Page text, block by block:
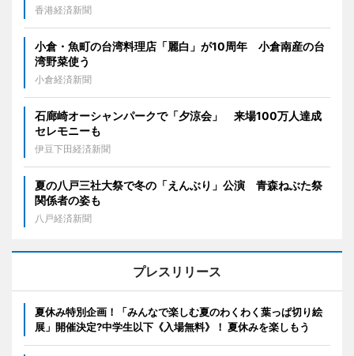
香港経済新聞
小倉・魚町の台湾料理店「麗白」が10周年 小倉南産の台
湾野菜使う
小倉経済新聞
石廊崎オーシャンパークで「夕涼会」 来場100万人達成
セレモニーも
伊豆下田経済新聞
夏の八戸三社大祭で冬の「えんぶり」公演 青森ねぶた祭
関係者の姿も
八戸経済新聞
プレスリリース
夏休み特別企画！「みんなで楽しむ夏のわくわく葉っぱ切り絵
展」開催決定?中学生以下《入場無料》！ 夏休みを楽しもう